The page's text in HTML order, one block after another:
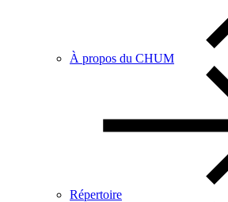
À propos du CHUM
Répertoire